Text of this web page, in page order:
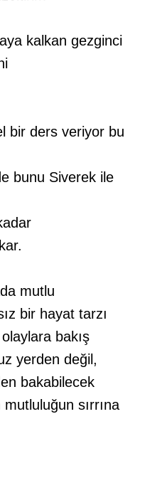
kalkan gezginci
bir ders veriyor bu
bunu Siverek ile
mutlu
bir hayat tarzı
bakış
yerden değil,
bakabilecek
sırrına